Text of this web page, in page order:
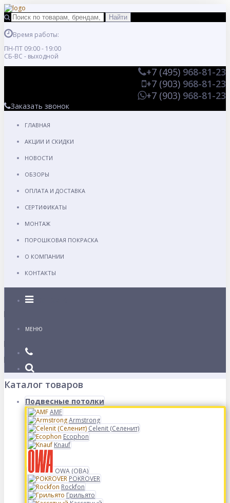
Время работы:
ПН-ПТ 09:00 - 19:00
СБ-ВС - выходной
+7 (495) 968-81-23
+7 (903) 968-81-23
+7 (903) 968-81-23
Заказать звонок
ГЛАВНАЯ
АКЦИИ И СКИДКИ
НОВОСТИ
ОБЗОРЫ
ОПЛАТА И ДОСТАВКА
СЕРТИФИКАТЫ
МОНТАЖ
ПОРОШКОВАЯ ПОКРАСКА
О КОМПАНИИ
КОНТАКТЫ
Каталог
МЕНЮ
Каталог товаров
Подвесные потолки
AMF
Armstrong
Celenit (Селенит)
Ecophon
Knauf
OWA (ОВА)
POKROVER
Rockfon
Грильято